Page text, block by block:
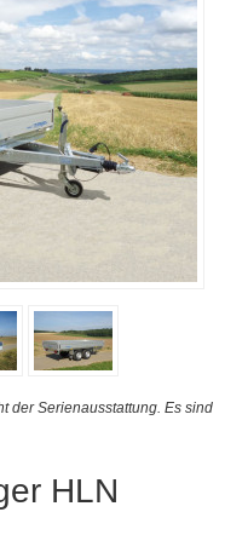
der Serienausstattung. Es sind
HLN